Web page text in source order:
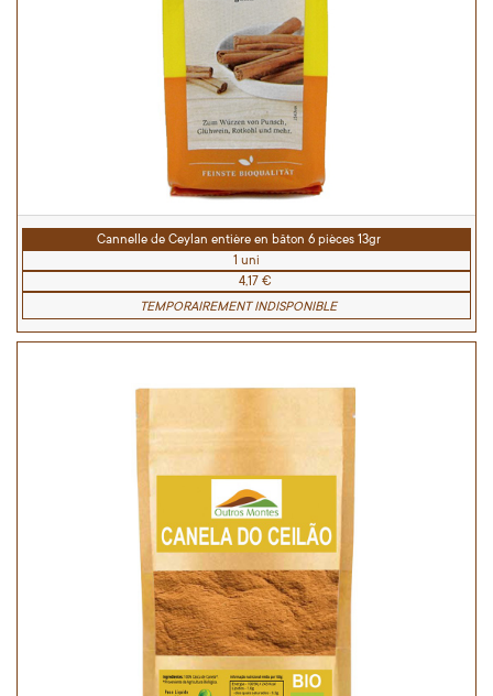
Cannelle de Ceylan entière en bâton 6 pièces 13gr
1 uni
4,17 €
TEMPORAIREMENT INDISPONIBLE